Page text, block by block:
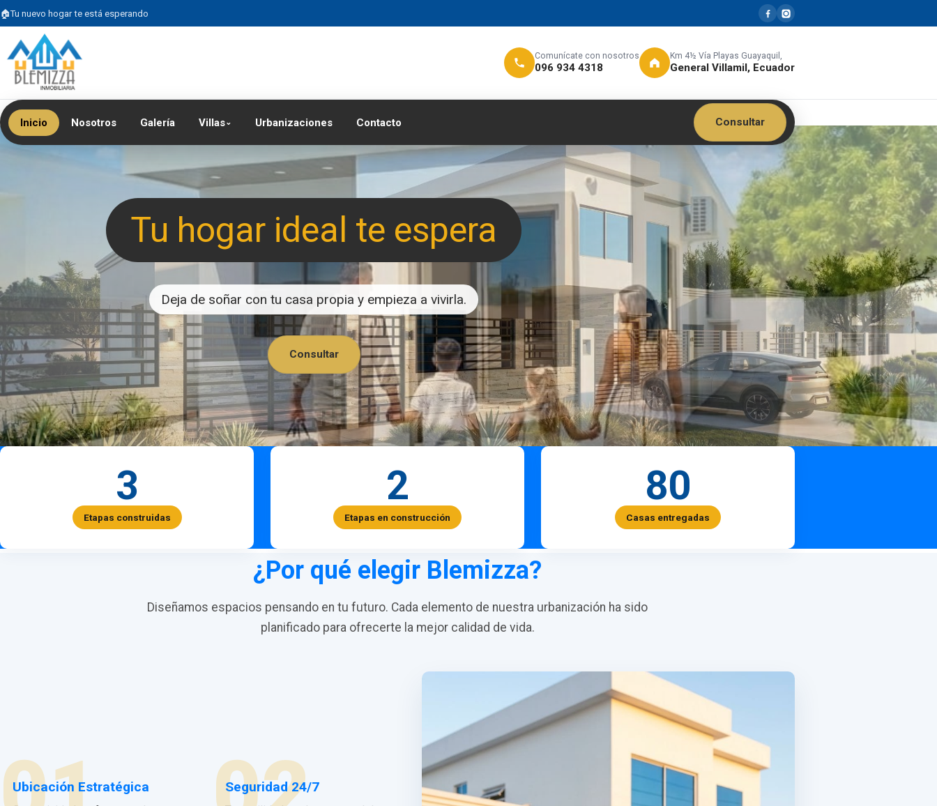
Tu nuevo hogar te está esperando
Comunícate con nosotros
096 934 4318
Km 4½ Vía Playas Guayaquil,
General Villamil, Ecuador
Inicio Nosotros Galería Villas⌄ Urbanizaciones Contacto Consultar
Tu hogar ideal te espera
Deja de soñar con tu casa propia y empieza a vivirla.
Consultar
3
Etapas construidas
2
Etapas en construcción
80
Casas entregadas
¿Por qué elegir Blemizza?
Diseñamos espacios pensando en tu futuro. Cada elemento de nuestra urbanización ha sido
planificado para ofrecerte la mejor calidad de vida.
Ubicación Estratégica Seguridad 24/7